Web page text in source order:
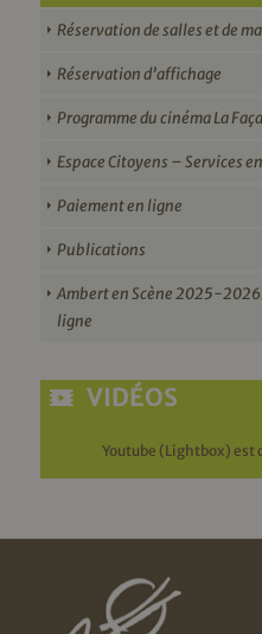
Réservation de salles et de
Réservation d’affichage
Programme du cinéma La
Espace Citoyens – Services
Paiement en ligne
Publications
Ambert en Scène 2025-
ligne
VIDÉOS
Youtube (Lightbox) est